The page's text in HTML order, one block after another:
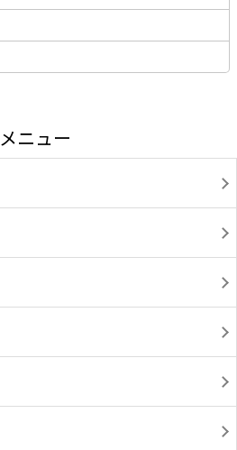
メニュー